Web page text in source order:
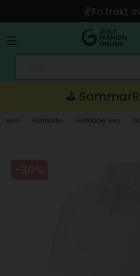
🚀 Snabb leverans
🛍️ Betala med Swish,
⛳️
Hem Golfkläder Golfkläder Herr